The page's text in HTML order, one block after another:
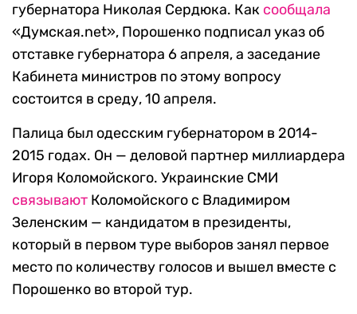
губернатора Николая Сердюка. Как сообщала
«Думская.net», Порошенко подписал указ об
отставке губернатора 6 апреля, а заседание
Кабинета министров по этому вопросу
состоится в среду, 10 апреля.
Палица был одесским губернатором в 2014-
2015 годах. Он — деловой партнер миллиардера
Игоря Коломойского. Украинские СМИ
связывают Коломойского с Владимиром
Зеленским — кандидатом в президенты,
который в первом туре выборов занял первое
место по количеству голосов и вышел вместе с
Порошенко во второй тур.